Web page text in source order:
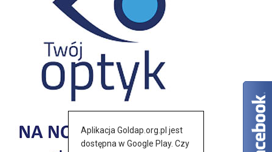
Aplikacja Goldap.org.pl jest
dostępna w Google Play. Czy